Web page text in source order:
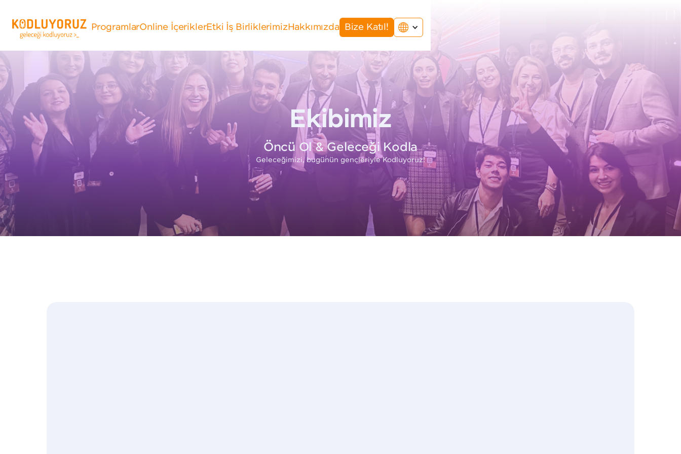
ProgramlarOnline İçeriklerEtki İş BirliklerimizHakkımızda Bize Katıl!
Ekibimiz
Öncü Ol & Geleceği Kodla
Geleceğimizi, bugünün gençleriyle Kodluyoruz!